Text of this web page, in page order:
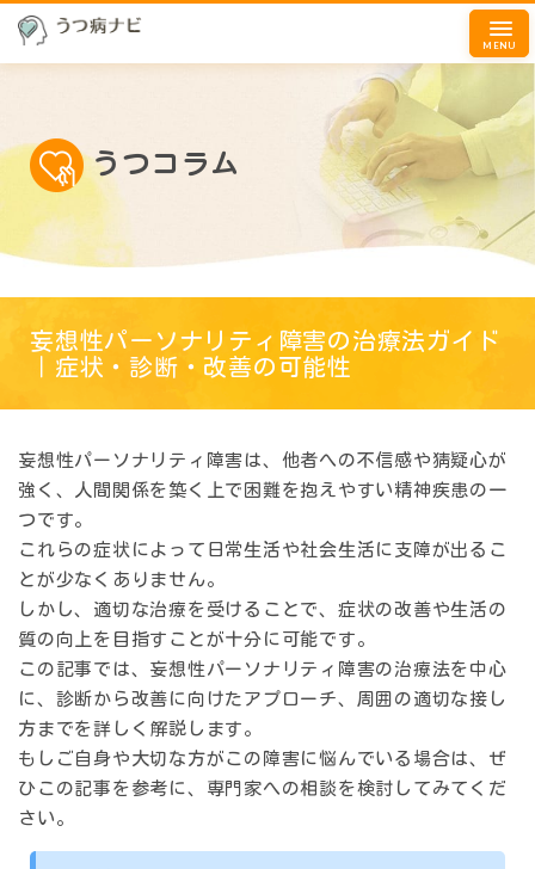
MENU
うつコラム
妄想性パーソナリティ障害の治療法ガイド
｜症状・診断・改善の可能性
妄想性パーソナリティ障害は、他者への不信感や猜疑心が
強く、人間関係を築く上で困難を抱えやすい精神疾患の一
つです。
これらの症状によって日常生活や社会生活に支障が出るこ
とが少なくありません。
しかし、適切な治療を受けることで、症状の改善や生活の
質の向上を目指すことが十分に可能です。
この記事では、妄想性パーソナリティ障害の治療法を中心
に、診断から改善に向けたアプローチ、周囲の適切な接し
方までを詳しく解説します。
もしご自身や大切な方がこの障害に悩んでいる場合は、ぜ
ひこの記事を参考に、専門家への相談を検討してみてくだ
さい。